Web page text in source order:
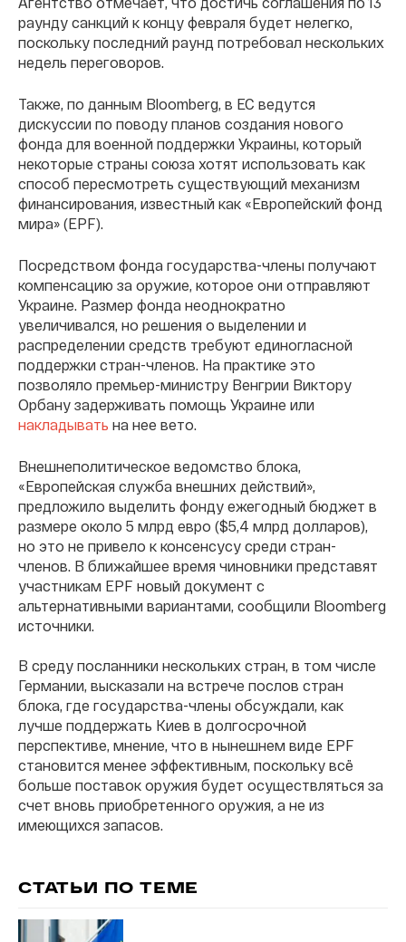
раунду санкций к концу февраля будет нелегко,
поскольку последний раунд потребовал нескольких
недель переговоров.
Также, по данным Bloomberg, в ЕС ведутся
дискуссии по поводу планов создания нового
фонда для военной поддержки Украины, который
некоторые страны союза хотят использовать как
способ пересмотреть существующий механизм
финансирования, известный как «Европейский фонд
мира» (EPF).
Посредством фонда государства-члены получают
компенсацию за оружие, которое они отправляют
Украине. Размер фонда неоднократно
увеличивался, но решения о выделении и
распределении средств требуют единогласной
поддержки стран-членов. На практике это
позволяло премьер-министру Венгрии Виктору
Орбану задерживать помощь Украине или
накладывать на нее вето.
Внешнеполитическое ведомство блока,
«Европейская служба внешних действий»,
предложило выделить фонду ежегодный бюджет в
размере около 5 млрд евро ($5,4 млрд долларов),
но это не привело к консенсусу среди стран-
членов. В ближайшее время чиновники представят
участникам EPF новый документ с
альтернативными вариантами, сообщили Bloomberg
источники.
В среду посланники нескольких стран, в том числе
Германии, высказали на встрече послов стран
блока, где государства-члены обсуждали, как
лучше поддержать Киев в долгосрочной
перспективе, мнение, что в нынешнем виде EPF
становится менее эффективным, поскольку всё
больше поставок оружия будет осуществляться за
счет вновь приобретенного оружия, а не из
имеющихся запасов.
СТАТЬИ ПО ТЕМЕ